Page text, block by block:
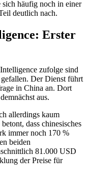
häufig noch in einer
deutlich nach.
Erster
zufolge sind
Der Dienst führt
in China an. Dort
aus.
allerdings kaum
dass chinesisches
immer noch 170 %
beiden
81.000 USD
der Preise für